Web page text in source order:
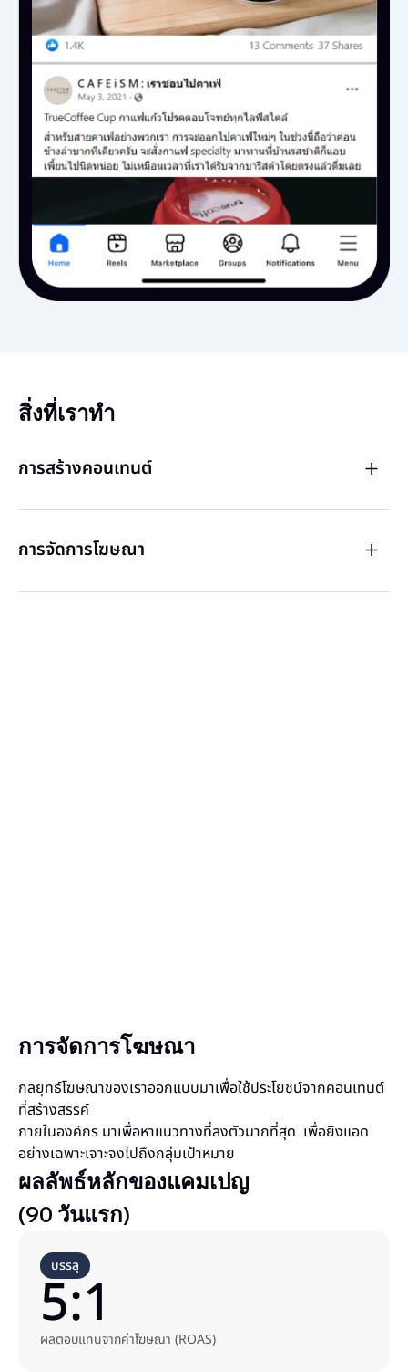
สิ่งที่เราทำ
การสร้างคอนเทนต์
การจัดการโฆษณา
การจัดการโฆษณา
กลยุทธ์โฆษณาของเราออกแบบมาเพื่อใช้ประโยชน์จากคอนเทนต์
ที่สร้างสรรค์
ภายในองค์กร มาเพื่อหาแนวทางที่ลงตัวมากที่สุด เพื่อยิงแอด
อย่างเฉพาะเจาะจงไปถึงกลุ่มเป้าหมาย
ผลลัพธ์หลักของแคมเปญ
(90 วันแรก)
บรรลุ
5:1
ผลตอบแทนจากค่าโฆษณา (ROAS)